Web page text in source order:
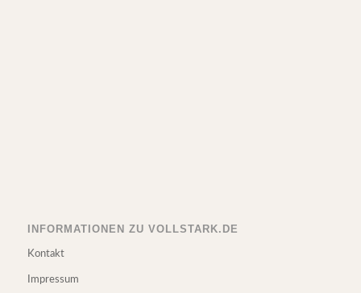
INFORMATIONEN ZU VOLLSTARK.DE
Kontakt
Impressum